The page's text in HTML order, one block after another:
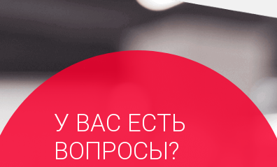
У ВАС ЕСТЬ
ВОПРОСЫ?